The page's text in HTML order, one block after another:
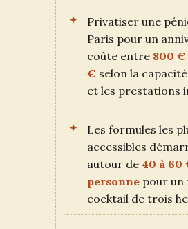
Privatiser une
Paris pour un
coûte entre 800 €
€ selon la
et les prestations
Les formules les
accessibles
autour de 40 à 60
personne pour
cocktail de trois